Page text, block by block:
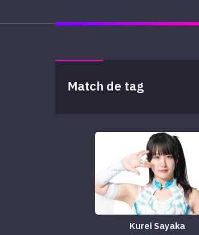
Match de tag
Kurei Sayaka